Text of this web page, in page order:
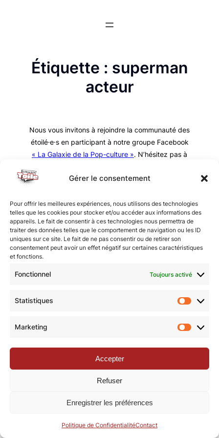
Gérer le consentement
Pour offrir les meilleures expériences, nous utilisons des technologies
telles que les cookies pour stocker et/ou accéder aux informations des
appareils. Le fait de consentir à ces technologies nous permettra de
traiter des données telles que le comportement de navigation ou les ID
uniques sur ce site. Le fait de ne pas consentir ou de retirer son
consentement peut avoir un effet négatif sur certaines caractéristiques
et fonctions.
Fonctionnel Toujours activé
Statistiques
Marketing
Accepter
Refuser
Enregistrer les préférences
Politique de ConfidentialitéContact
Étiquette : superman
acteur
Nous vous invitons à rejoindre la communauté des
étoilé·e·s en participant à notre groupe Facebook
« La Galaxie de la Pop-culture ». N’hésitez pas à
© Revue de la Toile 2018 – 2026 | Thème Mesa WPEX par
WPExplorer